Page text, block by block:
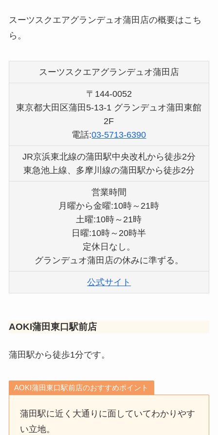
スーツスクエアグランデュオ蒲田店の概要はこち
ら。
スーツスクエアグランデュオ蒲田店
〒144-0052
東京都大田区蒲田5-13-1 グランデュオ蒲田東館
2F
電話:03-5713-6390
JR京浜東北線の蒲田駅中央改札から徒歩2分
東急池上線、多摩川線の蒲田駅から徒歩2分
営業時間
月曜から金曜:10時～21時
土曜:10時～21時
日曜:10時～20時半
定休日なし。
グランデュオ蒲田店の休みに準ずる。
公式サイト
AOKI蒲田東口駅前店
蒲田駅から徒歩1分です。
AOKI蒲田東口駅前店のおすすめポイント
蒲田駅に近く大通りに面していてわかりやす
い立地。